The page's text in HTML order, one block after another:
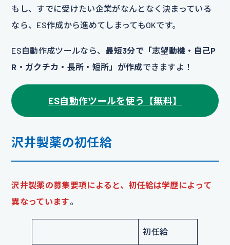
もし、すでに受けたい企業がなんとなく決まっている
なら、ES作成から進めてしまってもOKです。
ES自動作成ツールなら、 最短3分で「志望動機・自己P
R・ガクチカ・長所・短所」が作成できますよ！
ES自動作ツールを使う【無料】
沢井製薬の初任給
沢井製薬の募集要項によると、初任給は学歴によって
異なっています。
初任給